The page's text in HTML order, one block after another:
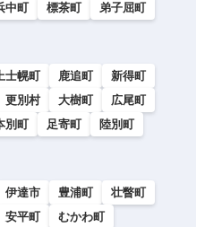
中町 標茶町
弟子屈町
士幌町 鹿追町
新得町
更別村 大樹町
広尾町
別町 足寄町
陸別町
伊達市 豊浦町
壮瞥町
安平町 むかわ町